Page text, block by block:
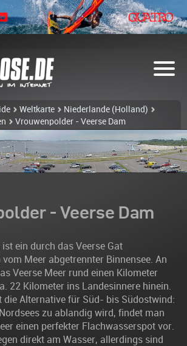
Weltkarte
Niederlande (Holland)
Vrouwenpolder - Veerse Dam
- Veerse Dam
ist ein durch das Veerse Gat
Meer abgetrennter Binnensee. An
Veerse Meer rund einen Kilometer
22 Kilometer ins Landesinnere hinein.
die Alternative für Süd- bis Südostwind:
zu ablandig wird, findet man
einen perfekter Flachwasserspot vor.
direkt am Wasser, allerdings sind